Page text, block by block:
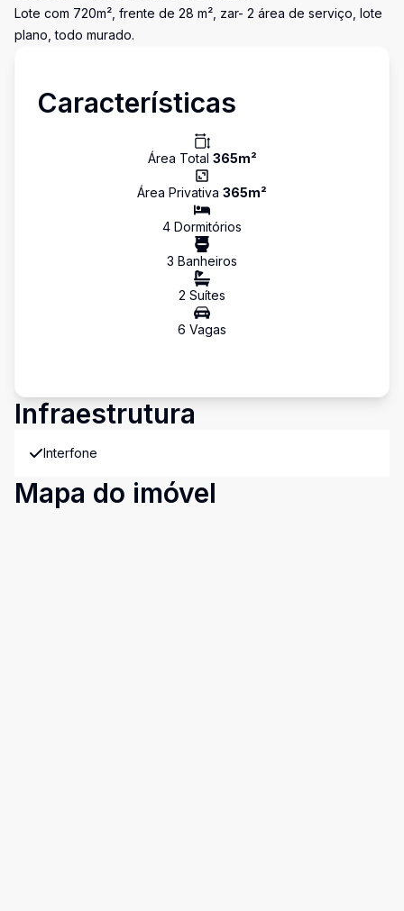
Lote com 720m², frente de 28 m², zar- 2 área de serviço, lote
plano, todo murado.
Características
Área Total 365m²
Área Privativa 365m²
4 Dormitórios
3 Banheiros
2 Suítes
6 Vagas
Infraestrutura
Interfone
Mapa do imóvel